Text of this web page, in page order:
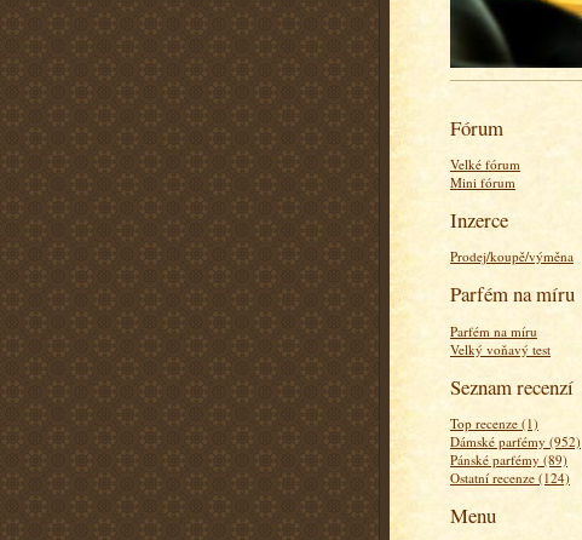
Fórum
Velké fórum
Mini fórum
Inzerce
Prodej/koupě/výměna
Parfém na míru
Parfém na míru
Velký voňavý test
Seznam recenzí
Top recenze (1)
Dámské parfémy (952)
Pánské parfémy (89)
Ostatní recenze (124)
Menu